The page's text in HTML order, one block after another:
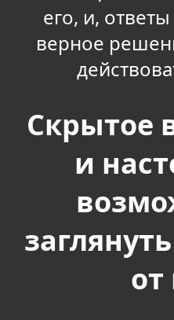
его, и,
верное
Скрытое
и
от